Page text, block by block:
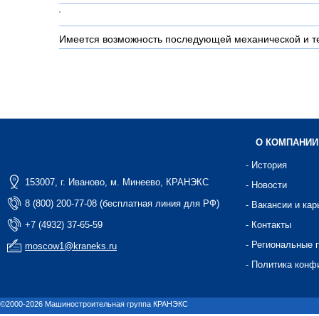
Имеется возможность последующей механической и
153007, г. Иваново, м. Минеево, КРАНЭКС
8 (800) 200-77-08 (бесплатная линия для РФ)
+7 (4932) 37-65-59
moscow1@kraneks.ru
О КОМПАНИИ
- История
- Новости
- Вакансии и
- Контакты
- Региональные
- Политика
©2000-2026 Машиностроительная группа КРАНЭКС